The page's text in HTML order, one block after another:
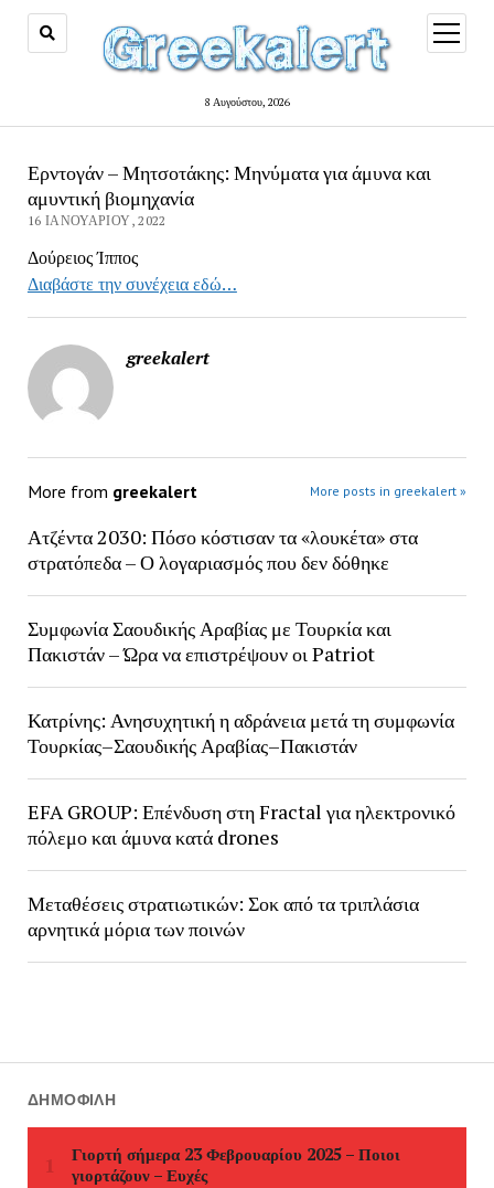
8 Αυγούστου, 2026
open
menu
Ερντογάν – Μητσοτάκης: Μηνύματα για άμυνα και
αμυντική βιομηχανία
16 ΙΑΝΟΥΑΡΊΟΥ, 2022
Δούρειος Ίππος
Διαβάστε την συνέχεια εδώ…
greekalert
More from greekalert More posts in greekalert »
Ατζέντα 2030: Πόσο κόστισαν τα «λουκέτα» στα
στρατόπεδα – Ο λογαριασμός που δεν δόθηκε
Συμφωνία Σαουδικής Αραβίας με Τουρκία και
Πακιστάν – Ώρα να επιστρέψουν οι Patriot
Κατρίνης: Ανησυχητική η αδράνεια μετά τη συμφωνία
Τουρκίας–Σαουδικής Αραβίας–Πακιστάν
EFA GROUP: Επένδυση στη Fractal για ηλεκτρονικό
πόλεμο και άμυνα κατά drones
Μεταθέσεις στρατιωτικών: Σοκ από τα τριπλάσια
αρνητικά μόρια των ποινών
ΔΗΜΟΦΙΛΉ